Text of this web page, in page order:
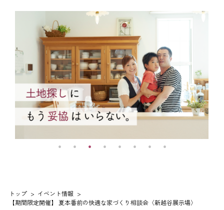
トップ
イベント情報
【期間限定開催】 夏本番前の快適な家づくり相談会〈新越谷展示場〉